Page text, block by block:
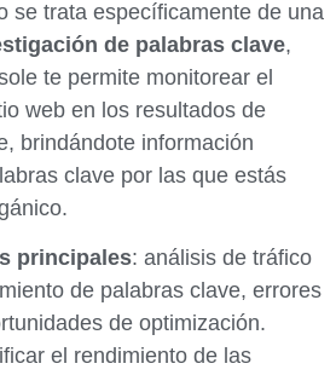
se trata específicamente de una
de palabras clave,
te permite monitorear el
web en los resultados de
brindándote información
clave por las que estás
principales: análisis de tráfico
de palabras clave, errores
de optimización.
el rendimiento de las